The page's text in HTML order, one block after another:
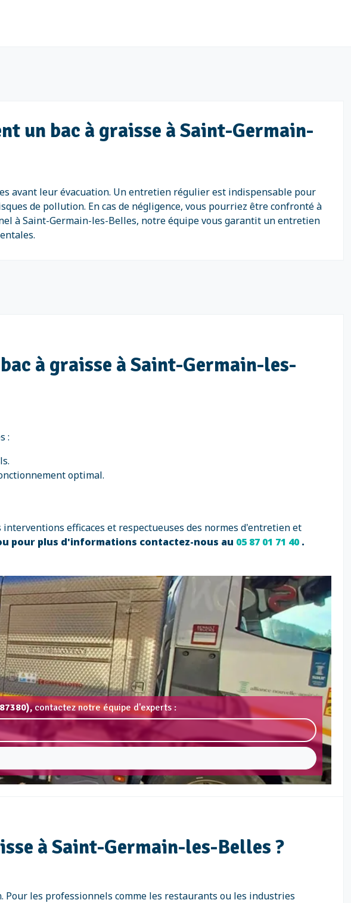
un bac à graisse à Saint-Germain-
avant leur évacuation. Un entretien régulier est indispensable pour
de pollution. En cas de négligence, vous pourriez être confronté à
à Saint-Germain-les-Belles, notre équipe vous garantit un entretien
à graisse à Saint-Germain-les-
:
optimal.
efficaces et respectueuses des normes d'entretien et
pour plus d'informations contactez-nous au 05 87 01 71 40.
contactez notre équipe d'experts :
à Saint-Germain-les-Belles ?
Pour les professionnels comme les restaurants ou les industries